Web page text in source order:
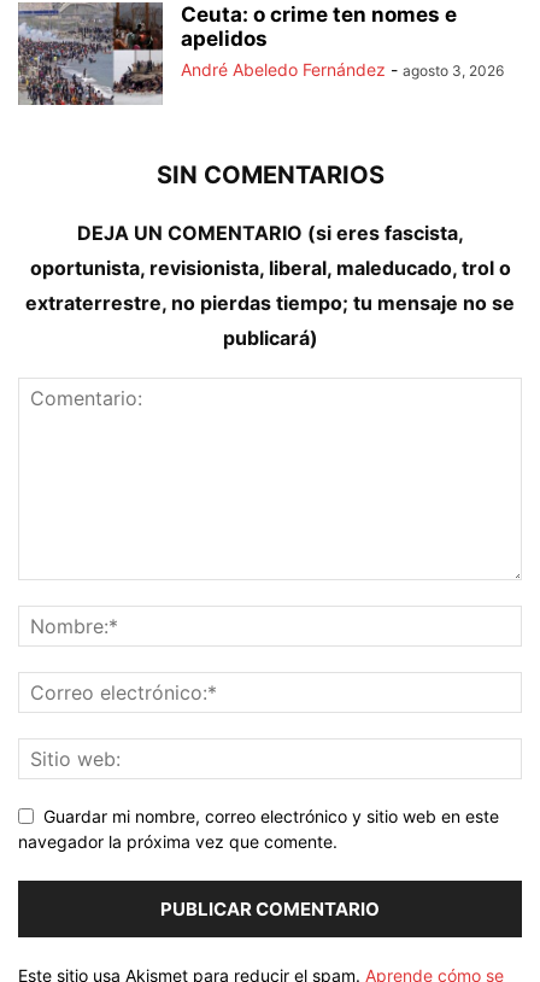
Ceuta: o crime ten nomes e
apelidos
André Abeledo Fernández - agosto 3, 2026
SIN COMENTARIOS
DEJA UN COMENTARIO (si eres fascista,
oportunista, revisionista, liberal, maleducado, trol o
extraterrestre, no pierdas tiempo; tu mensaje no se
publicará)
Guardar mi nombre, correo electrónico y sitio web en este
navegador la próxima vez que comente.
Este sitio usa Akismet para reducir el spam. Aprende cómo se